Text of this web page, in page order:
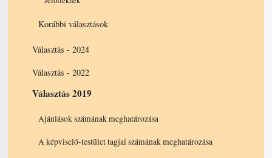
Korábbi választások
Választás - 2024
Választás - 2022
Választás 2019
Ajánlások számának meghatározása
A képviselő-testület tagjai számának meghatározása